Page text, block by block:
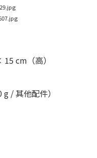
cm（高）
/ 其他配件）